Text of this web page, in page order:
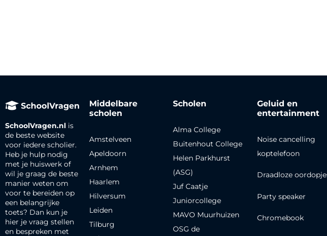
SchoolVragen.nl is
de beste website
voor iedere scholier.
Heb je hulp nodig
met je huiswerk of
wil je graag de beste
manier weten om
voor te bereiden op
een belangrijke
toets? Dan kun je
hier je vraag stellen
en bespreken met
Middelbare
scholen
Amstelveen
Apeldoorn
Arnhem
Haarlem
Hilversum
Leiden
Tilburg
Scholen
Alma College
Buitenhout College
Helen Parkhurst
(ASG)
Juf Caatje
Juniorcollege
MAVO Muurhuizen
OSG de
Geluid en
entertainment
Noise cancelling
koptelefoon
Draadloze
Party speaker
Chromebook